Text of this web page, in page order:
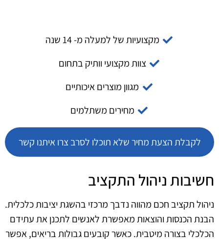
מקצועיות של למעלה מ- 14 שנה
צוות מקצועי וותיק בתחום
מגוון מוצרים איכותיים
מחירים משתלמים
לקבלת הצעת מחיר שלא תוכלו לסרב צרו איתנו קשר
חשיבות ניהול התקציב
ניהול תקציב חכם מהווה נדבך מרכזי בהשגת יציבות כלכלית.
הבנת הכנסות והוצאות מאפשרת לאנשים לתכנן את עתידם
הכלכלי בצורה מיטבית. כאשר קובעים גבולות בריאים, אפשר